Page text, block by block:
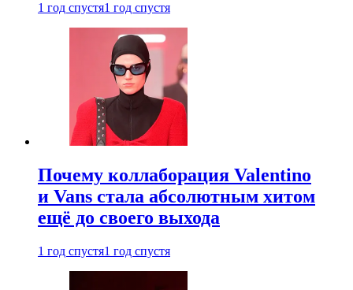
1 год спустя1 год спустя
Почему коллаборация Valentino
и Vans стала абсолютным хитом
ещё до своего выхода
1 год спустя1 год спустя